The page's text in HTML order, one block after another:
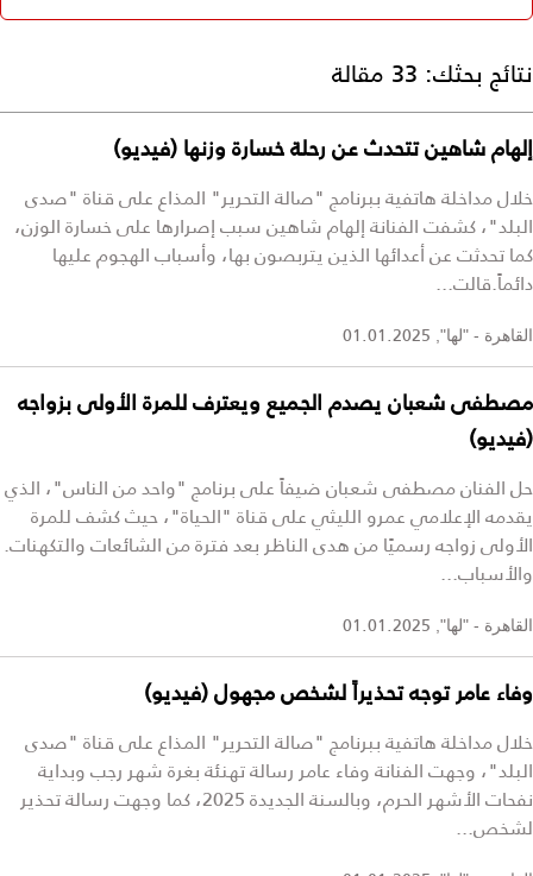
نتائج بحثك: 33 مقالة
إلهام شاهين تتحدث عن رحلة خسارة وزنها (فيديو)
خلال مداخلة هاتفية ببرنامج "صالة التحرير" المذاع على قناة "صدى
البلد"، كشفت الفنانة إلهام شاهين سبب إصرارها على خسارة الوزن،
كما تحدثت عن أعدائها الذين يتربصون بها، وأسباب الهجوم عليها
دائماً.قالت...
القاهرة - "لها", 01.01.2025
مصطفى شعبان يصدم الجميع ويعترف للمرة الأولى بزواجه
(فيديو)
حل الفنان مصطفى شعبان ضيفاً على برنامج "واحد من الناس"، الذي
يقدمه الإعلامي عمرو الليثي على قناة "الحياة"، حيث كشف للمرة
الأولى زواجه رسميًا من هدى الناظر بعد فترة من الشائعات والتكهنات.
والأسباب...
القاهرة - "لها", 01.01.2025
وفاء عامر توجه تحذيراً لشخص مجهول (فيديو)
خلال مداخلة هاتفية ببرنامج "صالة التحرير" المذاع على قناة "صدى
البلد"، وجهت الفنانة وفاء عامر رسالة تهنئة بغرة شهر رجب وبداية
نفحات الأشهر الحرم، وبالسنة الجديدة 2025، كما وجهت رسالة تحذير
لشخص...